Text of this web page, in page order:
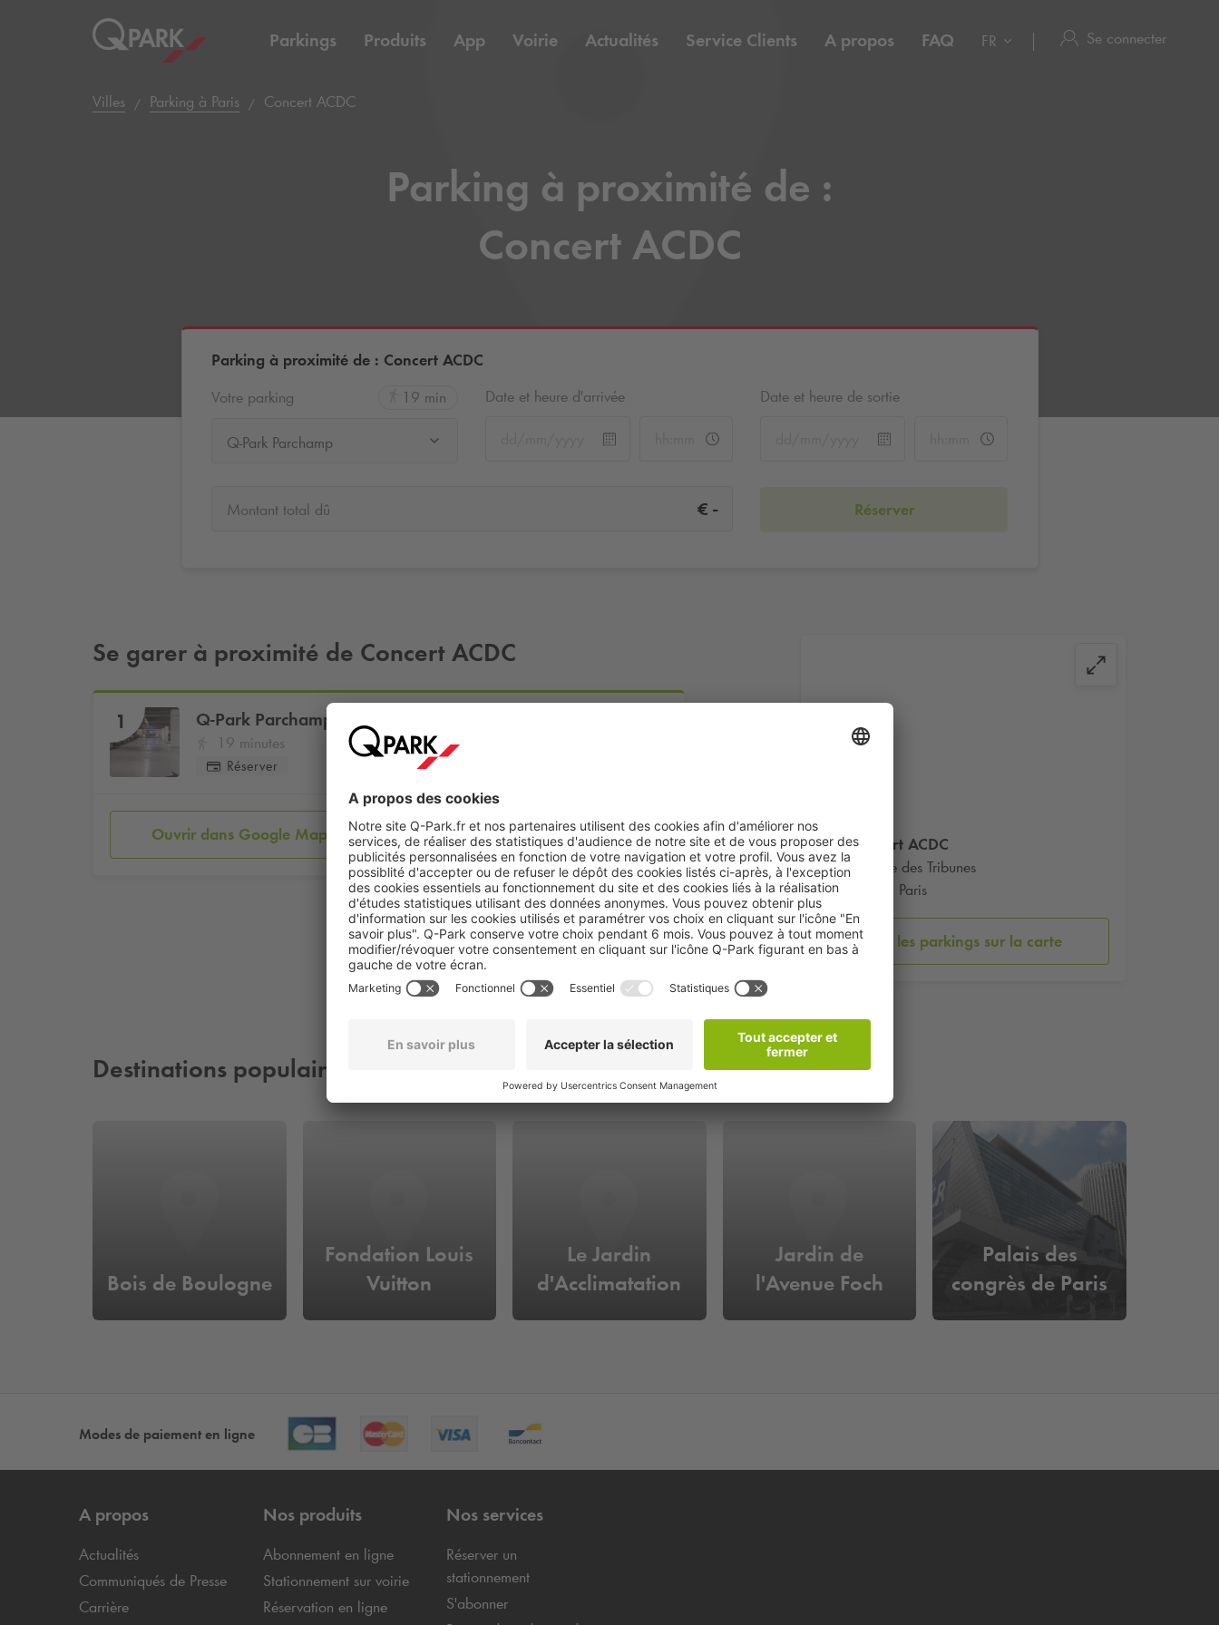
Parkings Produits App Voirie Actualités Service Clients A propos FAQ FR Se connecter
Villes Parking à Paris Concert ACDC
Parking à proximité de :
Concert ACDC
Parking à proximité de : Concert ACDC
Votre parking
19 min
Q-Park Parchamp
Date et heure d'arrivée Date et heure de sortie
Montant total dû € - Réserver
Concert ACDC
2 Route des Tribunes
75016 Paris
Voir les parkings sur la carte
Se garer à proximité de Concert ACDC
1 Q-Park Parchamp
19 minutes
Réserver
Ouvrir dans Google Maps Réserver
Destinations populaires à proximité
Bois de Boulogne
Fondation Louis
Vuitton
Le Jardin
d'Acclimatation
Jardin de
l'Avenue Foch
Palais des
congrès de Paris
Modes de paiement en ligne
A propos
Actualités
Communiqués de Presse
Carrière
Nos produits
Abonnement en ligne
Stationnement sur voirie
Réservation en ligne
Nos services
Réserver un
stationnement
S'abonner